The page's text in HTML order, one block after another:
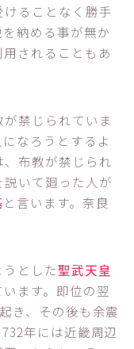
ることなく勝手
納める事が無か
されることもあ
禁じられていま
なろうとするよ
布教が禁じられ
いて廻った人が
と言います。奈良
とした聖武天皇
ます。即位の翌
き、その後も余震
年には近畿周辺